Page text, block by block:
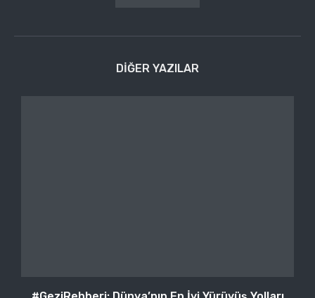
DIĞER YAZILAR